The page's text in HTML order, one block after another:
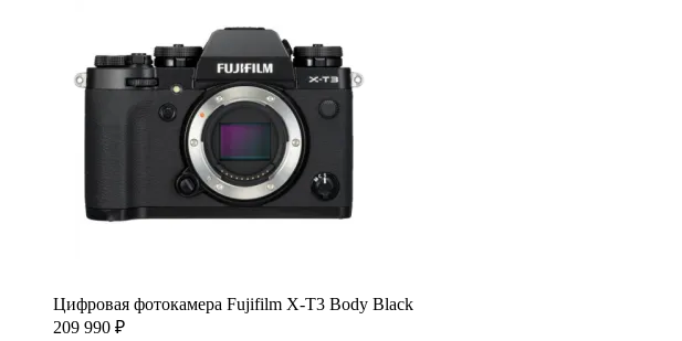
Цифровая фотокамера Fujifilm X-T3 Body Black
209 990 ₽